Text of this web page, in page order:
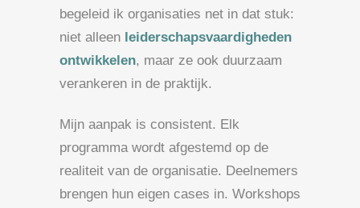
begeleid ik organisaties net in dat stuk:
niet alleen leiderschapsvaardigheden
ontwikkelen, maar ze ook duurzaam
verankeren in de praktijk.
Mijn aanpak is consistent. Elk
programma wordt afgestemd op de
realiteit van de organisatie. Deelnemers
brengen hun eigen cases in. Workshops